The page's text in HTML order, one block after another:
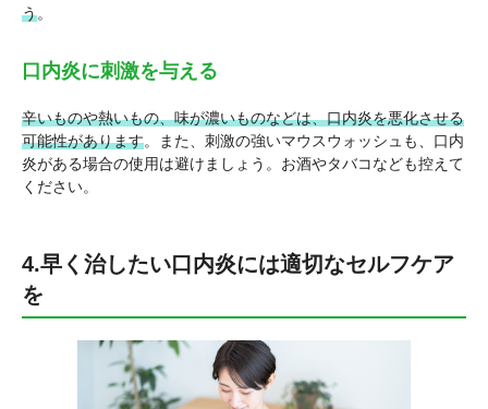
う。
口内炎に刺激を与える
辛いものや熱いもの、味が濃いものなどは、口内炎を悪化させる
可能性があります。また、刺激の強いマウスウォッシュも、口内
炎がある場合の使用は避けましょう。お酒やタバコなども控えて
ください。
4.早く治したい口内炎には適切なセルフケア
を